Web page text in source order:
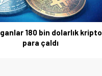
180 bin dolarlık kripto
para çaldı